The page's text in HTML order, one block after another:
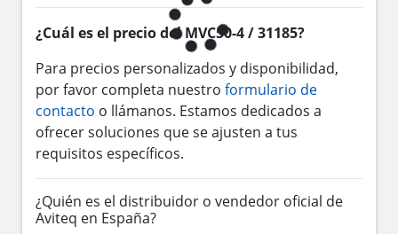
¿Cuál es el precio del MVC50-4 / 31185?
Para precios personalizados y disponibilidad,
por favor completa nuestro formulario de
contacto o llámanos. Estamos dedicados a
ofrecer soluciones que se ajusten a tus
requisitos específicos.
¿Quién es el distribuidor o vendedor oficial de
Aviteq en España?